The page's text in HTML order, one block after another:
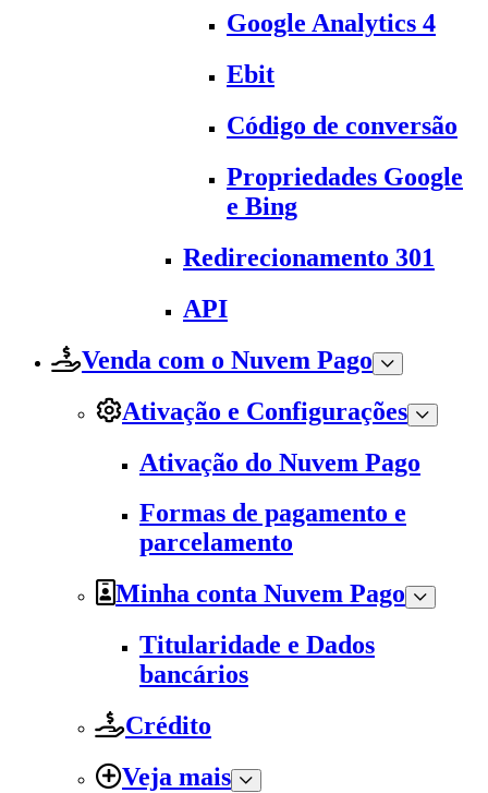
Google Analytics 4
Ebit
Código de conversão
Propriedades Google
e Bing
Redirecionamento 301
API
Venda com o Nuvem Pago
Ativação e Configurações
Ativação do Nuvem Pago
Formas de pagamento e
parcelamento
Minha conta Nuvem Pago
Titularidade e Dados
bancários
Crédito
Veja mais